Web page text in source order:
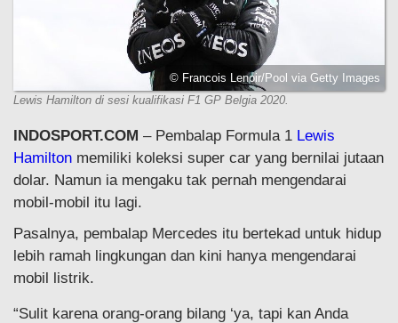
© Francois Lenoir/Pool via Getty Images
Lewis Hamilton di sesi kualifikasi F1 GP Belgia 2020.
INDOSPORT.COM – Pembalap Formula 1 Lewis
Hamilton memiliki koleksi super car yang bernilai jutaan
dolar. Namun ia mengaku tak pernah mengendarai
mobil-mobil itu lagi.
Pasalnya, pembalap Mercedes itu bertekad untuk hidup
lebih ramah lingkungan dan kini hanya mengendarai
mobil listrik.
“Sulit karena orang-orang bilang ‘ya, tapi kan Anda